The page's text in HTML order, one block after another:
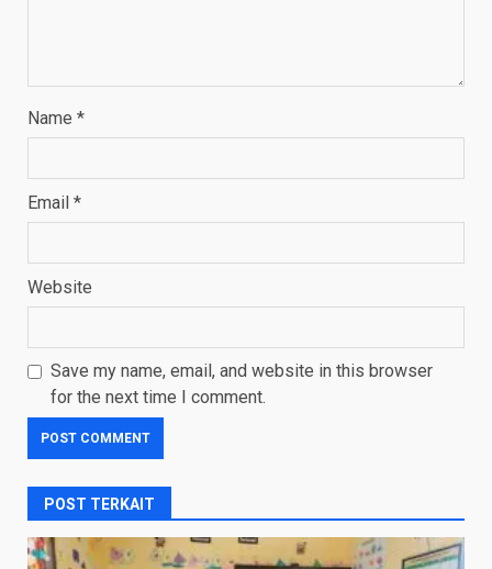
Name *
Email *
Website
Save my name, email, and website in this browser
for the next time I comment.
POST TERKAIT